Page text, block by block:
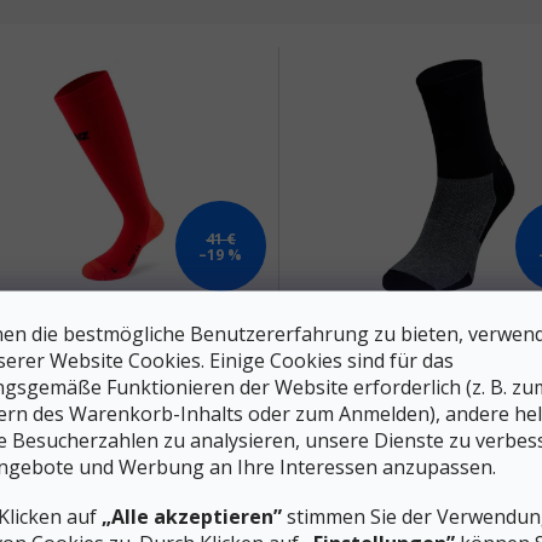
die bestmögliche Benutzererfahrung zu bieten,
Website Cookies. Einige Cookies sind für das
Funktionieren der Website erforderlich (z. B.
des Warenkorb-Inhalts oder zum Anmelden), andere
Besucherzahlen zu analysieren, unsere Dienste zu
und Werbung an Ihre Interessen anzupassen.
auf „Alle akzeptieren”stimmen Sie der
41 €
–19 %
COMPRESSION SOCKS 2.0
- rot
Auf Lager
DETAIL
Kompressionssocken,
jede Sportart geeignet sind. Die
LENZ Kindersocken
KIDS 1.0 - schwarz
10 €
Die funktionellen Kinder-
Trekking Kids 1.0 sind für